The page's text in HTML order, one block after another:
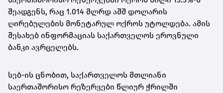
შეადგენს, რაც 1.014 მლრდ აშშ დოლარის
ღირებულების მონეტარულ ოქროს უტოლდება. ამის
შესახებ ინფორმაციას საქართველოს ეროვნული
ბანკი ავრცელებს.
სებ-ის ცნობით, საქართველოს მთლიანი
საერთაშორისო რეზერვები წლიურ ჭრილში